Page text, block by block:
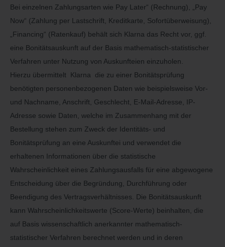
Bei einzelnen Zahlungsarten wie Pay Later“ (Rechnung), „Pay
Now“ (Zahlung per Lastschrift, Kreditkarte, Sofortüberweisung),
„Financing“ (Ratenkauf) behält sich Klarna das Recht vor, ggf.
eine Bonitätsauskunft auf der Basis mathematisch-statistischer
Verfahren unter Nutzung von Auskunfteien einzuholen.
Hierzu übermittelt Klarna die zu einer Bonitätsprüfung
benötigten personenbezogenen Daten wie beispielsweise Vor-
und Nachname, Anschrift, Geschlecht, E-Mail-Adresse, IP-
Adresse sowie Daten, welche im Zusammenhang mit der
Bestellung stehen zum Zweck der Identitäts- und
Bonitätsprüfung an eine Auskunftei und verwendet die
erhaltenen Informationen über die statistische
Wahrscheinlichkeit eines Zahlungsausfalls für eine abgewogene
Entscheidung über die Begründung, Durchführung oder
Beendigung des Vertragsverhältnisses. Die Bonitätsauskunft
kann Wahrscheinlichkeitswerte (Score-Werte) beinhalten, die
auf Basis wissenschaftlich anerkannter mathematisch-
statistischer Verfahren berechnet werden und in deren